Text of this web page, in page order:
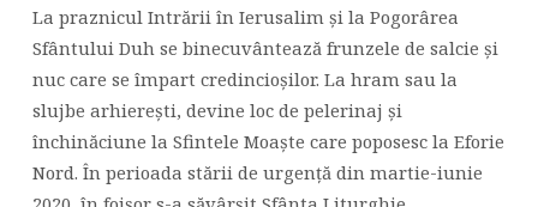
La praznicul Intrării în Ierusalim și la Pogorârea
Sfântului Duh se binecuvântează frunzele de salcie și
nuc care se împart credincioșilor. La hram sau la
slujbe arhierești, devine loc de pelerinaj și
închinăciune la Sfintele Moaște care poposesc la Eforie
Nord. În perioada stării de urgență din martie-iunie